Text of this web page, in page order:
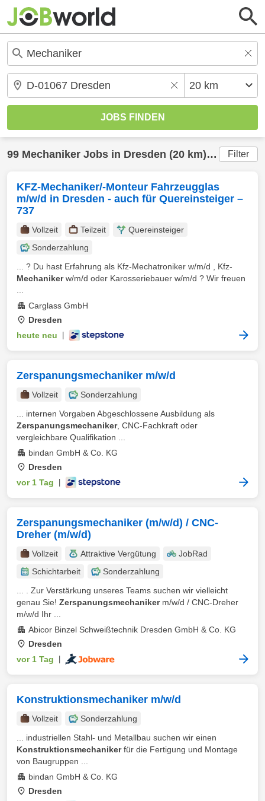
99 Mechaniker Jobs in Dresden (20 km) gefunden Filter
KFZ-Mechaniker/-Monteur Fahrzeugglas
m/w/d in Dresden - auch für Quereinsteiger –
737
Vollzeit Teilzeit
Quereinsteiger
Sonderzahlung
... ? Du hast Erfahrung als Kfz-Mechatroniker w/m/d , Kfz-
Mechanikerw/m/d oder Karosseriebauer w/m/d ? Wir freuen
Carglass GmbH
Dresden
heute neu
Zerspanungsmechaniker m/w/d
Vollzeit
Sonderzahlung
... internen Vorgaben Abgeschlossene Ausbildung als
Zerspanungsmechaniker, CNC-Fachkraft oder
vergleichbare Qualifikation ...
bindan GmbH & Co. KG
Dresden
vor 1 Tag
Zerspanungsmechaniker (m/w/d) / CNC-
Dreher (m/w/d)
Vollzeit Attraktive Vergütung
JobRad
Schichtarbeit
Sonderzahlung
... . Zur Verstärkung unseres Teams suchen wir vielleicht
genau Sie! Zerspanungsmechanikerm/w/d / CNC-Dreher
m/w/d Ihr ...
Abicor Binzel Schweißtechnik Dresden GmbH & Co. KG
Dresden
vor 1 Tag
Konstruktionsmechaniker m/w/d
Vollzeit
Sonderzahlung
... industriellen Stahl- und Metallbau suchen wir einen
Konstruktionsmechanikerfür die Fertigung und Montage
von Baugruppen ...
bindan GmbH & Co. KG
Dresden